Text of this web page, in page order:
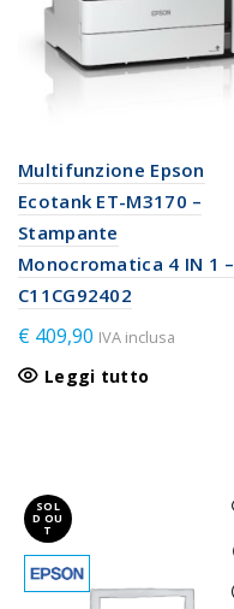
Multifunzione Epson
Ecotank ET-M3170 –
Stampante
Monocromatica 4 IN 1 –
C11CG92402
€ 409,90 IVA inclusa
Leggi tutto
SOL
D OU
T